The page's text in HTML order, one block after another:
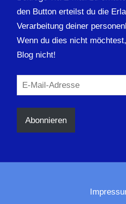
den Button erteilst du die
Verarbeitung deiner
Wenn du dies nicht
Blog nicht!
E-
Mail-
Adresse
Abonnieren